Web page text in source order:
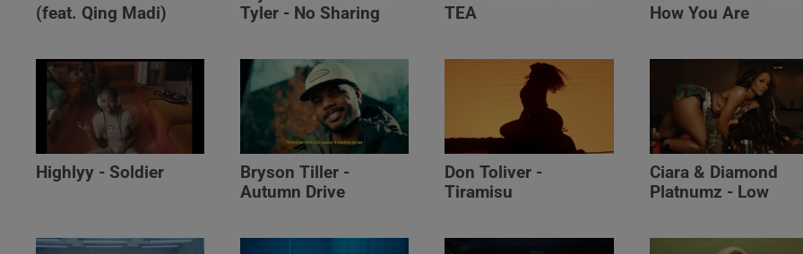
(feat. Qing Madi)
Tyler - No Sharing
TEA
How You Are
Highlyy - Soldier
Bryson Tiller -
Autumn Drive
Don Toliver -
Tiramisu
Ciara & Diamond
Platnumz - Low